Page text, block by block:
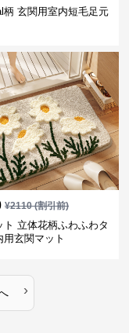
柄 玄関用室内短毛足元
¥2110(割引前)
ト 立体花柄ふわふわタ
用玄関マット
›